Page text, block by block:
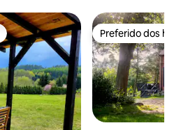
Preferido dos
Preferido dos